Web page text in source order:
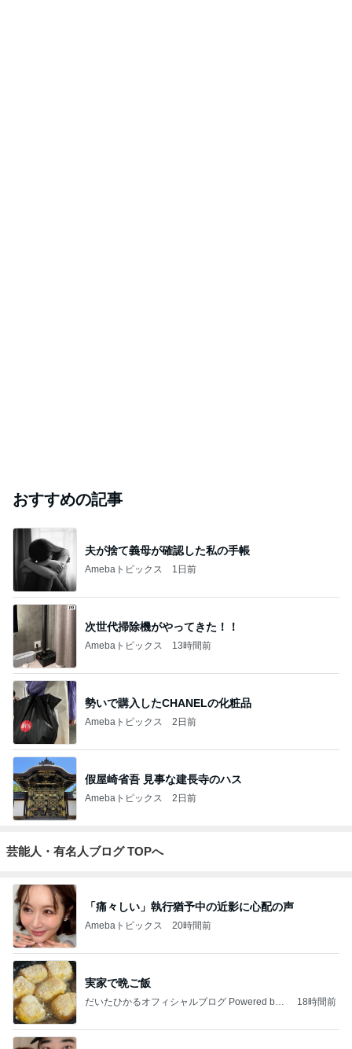
おすすめの記事
夫が捨て義母が確認した私の手帳
Amebaトピックス 1日前
次世代掃除機がやってきた！！
Amebaトピックス 13時間前
勢いで購入したCHANELの化粧品
Amebaトピックス 2日前
假屋崎省吾 見事な建長寺のハス
Amebaトピックス 2日前
芸能人・有名人ブログ TOPへ
「痛々しい」執行猶予中の近影に心配の声
Amebaトピックス 20時間前
実家で晩ご飯
だいたひかるオフィシャルブログ Powered by
18時間前